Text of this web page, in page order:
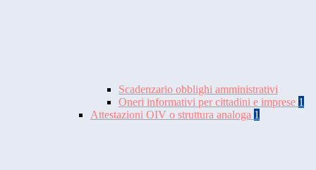
Scadenzario obblighi amministrativi
Oneri informativi per cittadini e imprese 1
Attestazioni OIV o struttura analoga 1